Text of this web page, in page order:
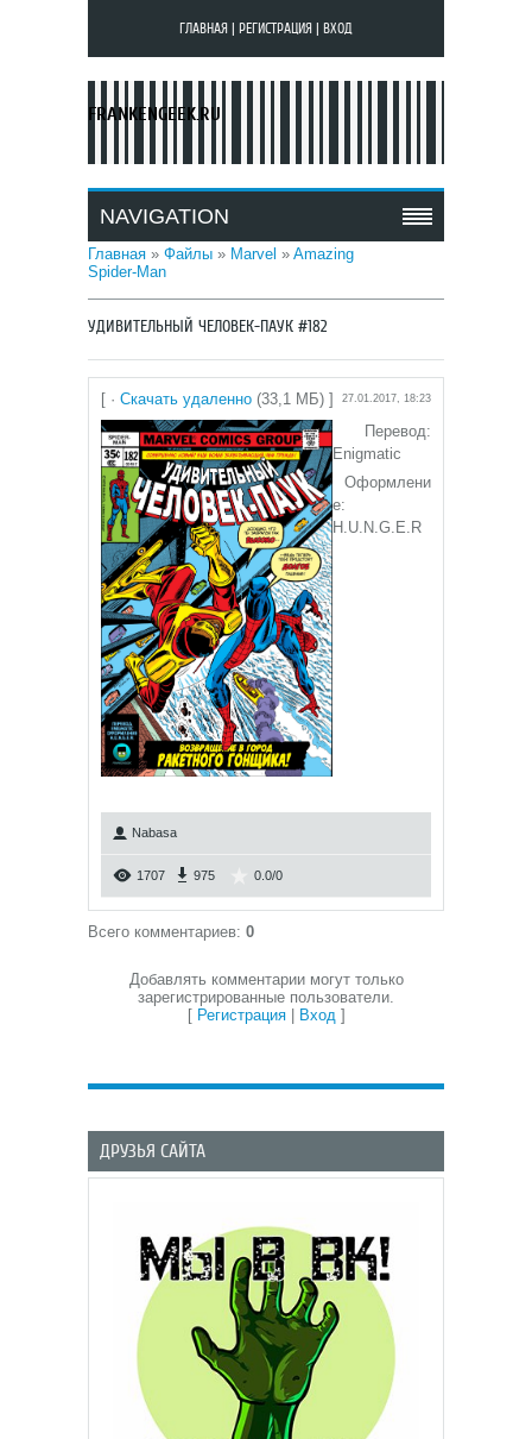
ГЛАВНАЯ РЕГИСТРАЦИЯ ВХОД
FRANKENGEEK.RU
NAVIGATION
Главная » Файлы » Marvel » Amazing
Spider-Man
УДИВИТЕЛЬНЫЙ ЧЕЛОВЕК-ПАУК #182
[ · Скачать удаленно (33,1 МБ) ] 27.01.2017, 18:23
Перевод:
Enigmatic
Оформлени
е:
H.U.N.G.E.R
Nabasa
1707 975 0.0/0
Всего комментариев: 0
Добавлять комментарии могут только
зарегистрированные пользователи.
[ Регистрация| Вход]
ДРУЗЬЯ САЙТА